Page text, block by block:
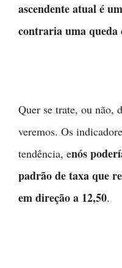
ascendente atual é
contraria uma queda
Quer se trate, ou não,
veremos. Os
tendência, enós
padrão de taxa que
em direção a 12,50.